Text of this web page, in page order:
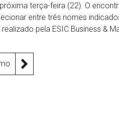
terça-feira (22). O
entre três nomes
pela ESIC Business &